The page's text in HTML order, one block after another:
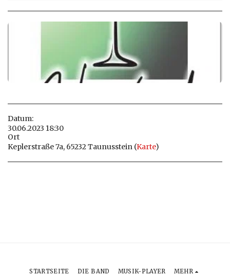
Datum:
30.06.2023 18:30
Ort
Keplerstraße 7a, 65232 Taunusstein (Karte)
STARTSEITE DIE BAND MUSIK-PLAYER MEHR